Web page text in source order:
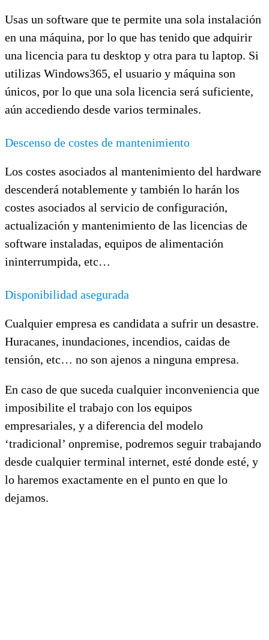
Usas un software que te permite una sola instalación
en una máquina, por lo que has tenido que adquirir
una licencia para tu desktop y otra para tu laptop. Si
utilizas Windows365, el usuario y máquina son
únicos, por lo que una sola licencia será suficiente,
aún accediendo desde varios terminales.
Descenso de costes de mantenimiento
Los costes asociados al mantenimiento del hardware
descenderá notablemente y también lo harán los
costes asociados al servicio de configuración,
actualización y mantenimiento de las licencias de
software instaladas, equipos de alimentación
ininterrumpida, etc…
Disponibilidad asegurada
Cualquier empresa es candidata a sufrir un desastre.
Huracanes, inundaciones, incendios, caidas de
tensión, etc… no son ajenos a ninguna empresa.
En caso de que suceda cualquier inconveniencia que
imposibilite el trabajo con los equipos
empresariales, y a diferencia del modelo
‘tradicional’ onpremise, podremos seguir trabajando
desde cualquier terminal internet, esté donde esté, y
lo haremos exactamente en el punto en que lo
dejamos.